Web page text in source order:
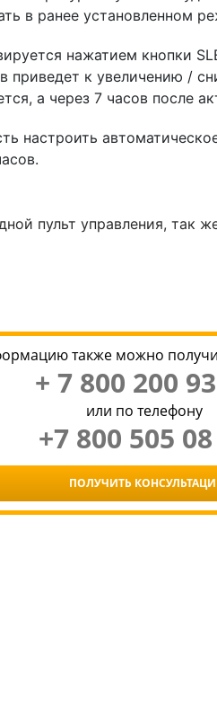
в ранее установленном
нажатием кнопки
приведет к увеличению /
а через 7 часов после
настроить
пульт управления,
также можно
+ 7 800 200
или по телефону
+7 800 505
ПОЛУЧИТЬ